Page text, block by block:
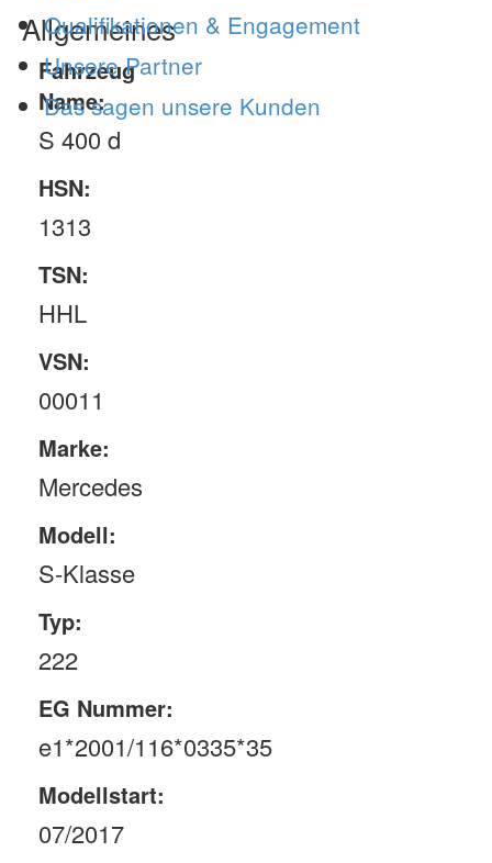
Qualifikationen & Engagement
Unsere Partner
Das sagen unsere Kunden
Allgemeines
Fahrzeug
Name:
S 400 d
HSN:
1313
TSN:
HHL
VSN:
00011
Marke:
Mercedes
Modell:
S-Klasse
Typ:
222
EG Nummer:
e1*2001/116*0335*35
Modellstart:
07/2017